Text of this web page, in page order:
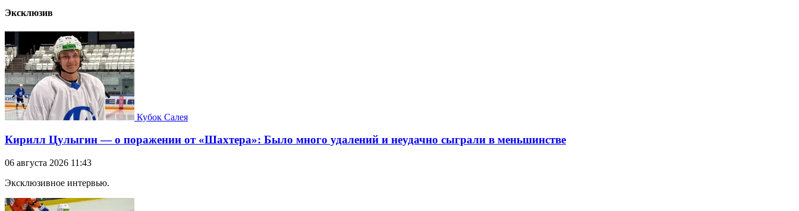
Эксклюзив
Кубок Салея
Кирилл Цулыгин — о поражении от «Шахтера»: Было много удалений и неудачно сыграли в меньшинстве
06 августа 2026 11:43
Эксклюзивное интервью.